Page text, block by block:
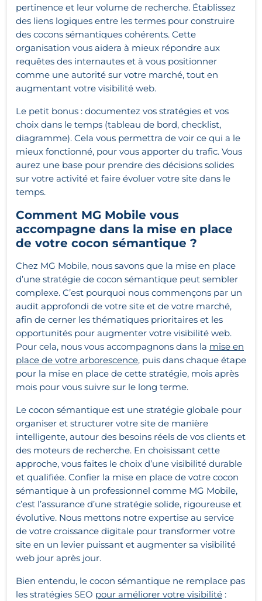
pertinence et leur volume de recherche. Établissez
des liens logiques entre les termes pour construire
des cocons sémantiques cohérents. Cette
organisation vous aidera à mieux répondre aux
requêtes des internautes et à vous positionner
comme une autorité sur votre marché, tout en
augmentant votre visibilité web.
Le petit bonus : documentez vos stratégies et vos
choix dans le temps (tableau de bord, checklist,
diagramme). Cela vous permettra de voir ce qui a le
mieux fonctionné, pour vous apporter du trafic. Vous
aurez une base pour prendre des décisions solides
sur votre activité et faire évoluer votre site dans le
temps.
Comment MG Mobile vous
accompagne dans la mise en place
de votre cocon sémantique ?
Chez MG Mobile, nous savons que la mise en place
d’une stratégie de cocon sémantique peut sembler
complexe. C’est pourquoi nous commençons par un
audit approfondi de votre site et de votre marché,
afin de cerner les thématiques prioritaires et les
opportunités pour augmenter votre visibilité web.
Pour cela, nous vous accompagnons dans la mise en
place de votre arborescence, puis dans chaque étape
pour la mise en place de cette stratégie, mois après
mois pour vous suivre sur le long terme.
Le cocon sémantique est une stratégie globale pour
organiser et structurer votre site de manière
intelligente, autour des besoins réels de vos clients et
des moteurs de recherche. En choisissant cette
approche, vous faites le choix d’une visibilité durable
et qualifiée. Confier la mise en place de votre cocon
sémantique à un professionnel comme MG Mobile,
c’est l’assurance d’une stratégie solide, rigoureuse et
évolutive. Nous mettons notre expertise au service
de votre croissance digitale pour transformer votre
site en un levier puissant et augmenter sa visibilité
web jour après jour.
Bien entendu, le cocon sémantique ne remplace pas
les stratégies SEO pour améliorer votre visibilité :